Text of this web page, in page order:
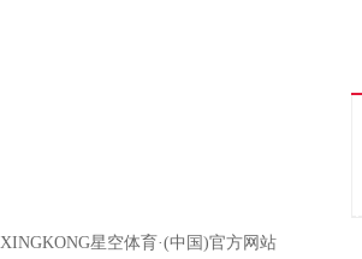
XINGKONG星空体育·(中国)官方网站